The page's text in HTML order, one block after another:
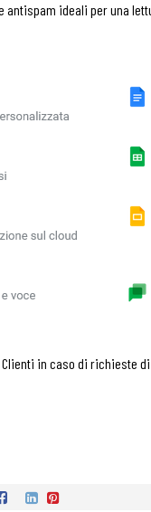
ideali per una
in caso di richieste